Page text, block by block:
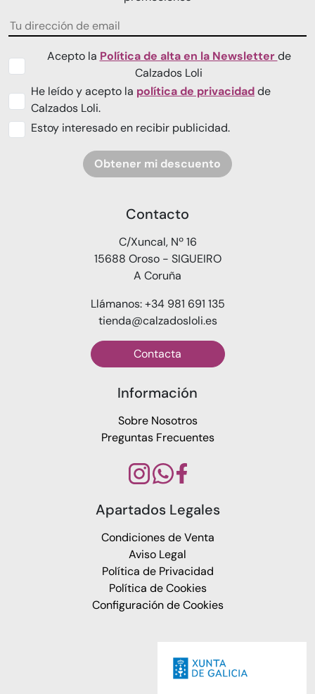
Acepto la Política de alta en la Newsletterde
Calzados Loli
He leído y acepto la política de privacidadde
Calzados Loli.
Estoy interesado en recibir publicidad.
Obtener mi descuento
Contacto
C/Xuncal, Nº 16
15688 Oroso - SIGUEIRO
A Coruña
Llámanos: +34 981 691 135
tienda@calzadosloli.es
Contacta
Información
Sobre Nosotros
Preguntas Frecuentes
Apartados Legales
Condiciones de Venta
Aviso Legal
Política de Privacidad
Política de Cookies
Configuración de Cookies